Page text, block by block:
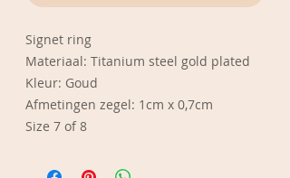
Signet ring
Materiaal: Titanium steel gold plated
Kleur: Goud
Afmetingen zegel: 1cm x 0,7cm
Size 7 of 8